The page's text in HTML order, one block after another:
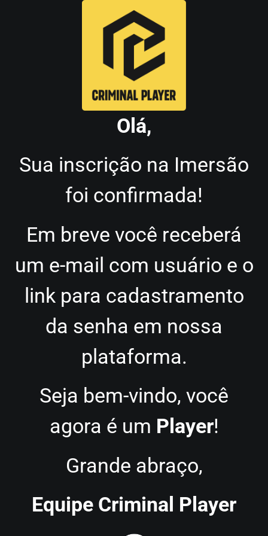
Olá,
Sua inscrição na Imersão
foi confirmada!
Em breve você receberá
um e-mail com usuário e o
link para cadastramento
da senha em nossa
plataforma.
Seja bem-vindo, você
agora é um Player!
Grande abraço,
Equipe Criminal Player